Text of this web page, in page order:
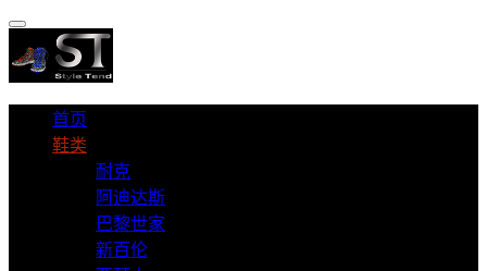
首页
鞋类
耐克
阿迪达斯
巴黎世家
新百伦